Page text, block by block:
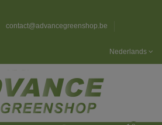
contact@advancegreenshop.be
Nederlands